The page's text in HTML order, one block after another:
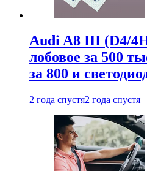
Audi A8 III (D4/
лобовое за 500
за 800 и
2 года спустя2 года спустя